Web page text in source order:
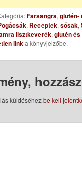
Farsangra, glutén-
, Receptek, sósak,
lisztkeverék, glutén
linka könyvjelzőbe.
küldéséhezbe kell